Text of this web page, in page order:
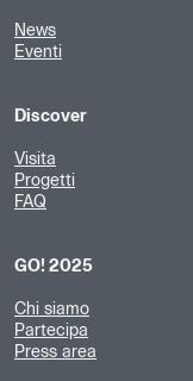
News
Eventi
Discover
Visita
Progetti
FAQ
GO! 2025
Chi siamo
Partecipa
Press area